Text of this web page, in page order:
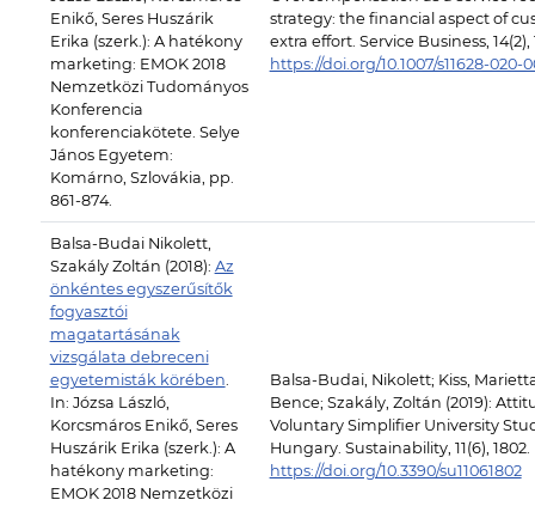
Enikő, Seres Huszárik
Erika (szerk.): A hatékony
marketing: EMOK 2018
Nemzetközi Tudományos
Konferencia
konferenciakötete. Selye
János Egyetem:
Komárno, Szlovákia, pp.
861-874.
strategy: the financial aspect of
extra effort. Service Business, 14(2),
https://doi.org/10.1007/s11628-020-
Balsa-Budai Nikolett,
Szakály Zoltán (2018): Az
önkéntes egyszerűsítők
fogyasztói
magatartásának
vizsgálata debreceni
egyetemisták körében.
In: Józsa László,
Korcsmáros Enikő, Seres
Huszárik Erika (szerk.): A
hatékony marketing:
EMOK 2018 Nemzetközi
Balsa-Budai, Nikolett; Kiss,
Bence; Szakály, Zoltán (2019):
Voluntary Simplifier University
Hungary. Sustainability, 11(6), 1802.
https://doi.org/10.3390/su11061802